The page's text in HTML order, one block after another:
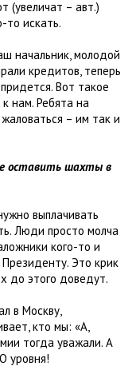
(увеличат – авт.)
то искать.
начальник, молодой
кредитов, теперь
Вот такое
нам. Ребята на
– им так и
оставить шахты в
выплачивать
Люди просто молча
кого-то и
Это крик
до этого доведут.
в Москву,
кто мы: «А,
тогда уважали. А
уровня!